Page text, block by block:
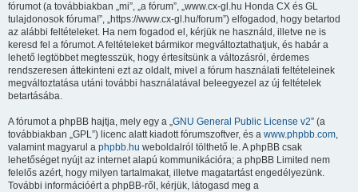
fórumot (a továbbiakban „mi”, „a fórum”, „www.cx-gl.hu Honda CX és GL
tulajdonosok fóruma!”, „https://www.cx-gl.hu/forum”) elfogadod, hogy betartod
az alábbi feltételeket. Ha nem fogadod el, kérjük ne használd, illetve ne is
keresd fel a fórumot. A feltételeket bármikor megváltoztathatjuk, és habár a
lehető legtöbbet megtesszük, hogy értesítsünk a változásról, érdemes
rendszeresen áttekinteni ezt az oldalt, mivel a fórum használati feltételeinek
megváltoztatása utáni további használatával beleegyezel az új feltételek
betartásába.
A fórumot a phpBB hajtja, mely egy a „GNU General Public License v2” (a
továbbiakban „GPL”) licenc alatt kiadott fórumszoftver, és a www.phpbb.com,
valamint magyarul a phpbb.hu weboldalról tölthető le. A phpBB csak
lehetőséget nyújt az internet alapú kommunikációra; a phpBB Limited nem
felelős azért, hogy milyen tartalmakat, illetve magatartást engedélyezünk.
További információért a phpBB-ről, kérjük, látogasd meg a